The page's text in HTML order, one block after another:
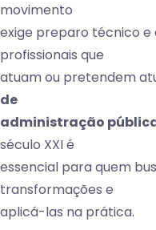
movimento
exige preparo técnico
profissionais que
atuam ou pretendem
de
administração
século XXI é
essencial para quem
transformações e
aplicá-las na prática.